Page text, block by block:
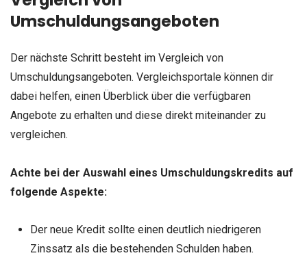
Umschuldungsangeboten
Der nächste Schritt besteht im Vergleich von
Umschuldungsangeboten. Vergleichsportale können dir
dabei helfen, einen Überblick über die verfügbaren
Angebote zu erhalten und diese direkt miteinander zu
vergleichen.
Achte bei der Auswahl eines Umschuldungskredits auf
folgende Aspekte:
Der neue Kredit sollte einen deutlich niedrigeren
Zinssatz als die bestehenden Schulden haben.